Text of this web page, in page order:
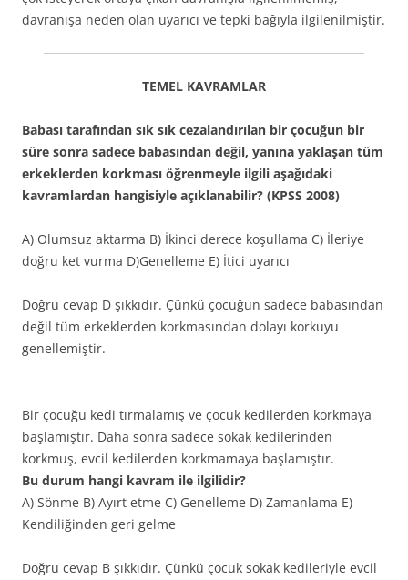
davranışa neden olan uyarıcı ve tepki bağıyla ilgilenilmiştir.
TEMEL KAVRAMLAR
Babası tarafından sık sık cezalandırılan bir çocuğun bir
süre sonra sadece babasından değil, yanına yaklaşan tüm
erkeklerden korkması öğrenmeyle ilgili aşağıdaki
kavramlardan hangisiyle açıklanabilir? (KPSS 2008)
A) Olumsuz aktarma B) İkinci derece koşullama C) İleriye
doğru ket vurma D)Genelleme E) İtici uyarıcı
Doğru cevap D şıkkıdır. Çünkü çocuğun sadece babasından
değil tüm erkeklerden korkmasından dolayı korkuyu
genellemiştir.
Bir çocuğu kedi tırmalamış ve çocuk kedilerden korkmaya
başlamıştır. Daha sonra sadece sokak kedilerinden
korkmuş, evcil kedilerden korkmamaya başlamıştır.
Bu durum hangi kavram ile ilgilidir?
A) Sönme B) Ayırt etme C) Genelleme D) Zamanlama E)
Kendiliğinden geri gelme
Doğru cevap B şıkkıdır. Çünkü çocuk sokak kedileriyle evcil